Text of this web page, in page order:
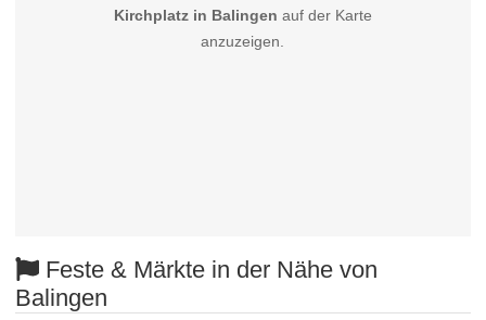
Kirchplatz in Balingen auf der Karte
anzuzeigen.
Feste & Märkte in der Nähe von
Balingen